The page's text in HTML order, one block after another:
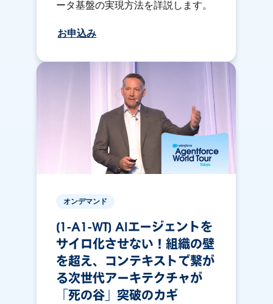
ータ基盤の実現方法を詳説します。
お申込み
オンデマンド
[1-A1-WT] AIエージェントを
サイロ化させない！組織の壁
を超え、コンテキストで繋が
る次世代アーキテクチャが
「死の谷」突破のカギ